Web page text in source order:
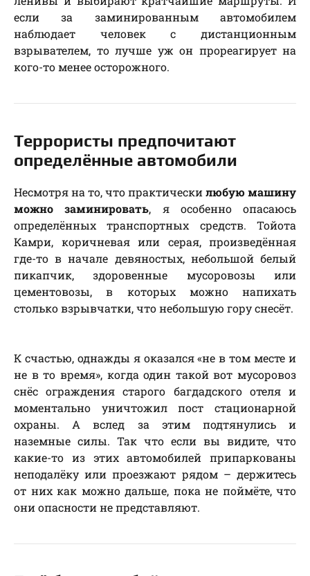
если за заминированным автомобилем
наблюдает человек с дистанционным
взрывателем, то лучше уж он прореагирует на
кого-то менее осторожного.
Террористы предпочитают
определённые автомобили
Несмотря на то, что практически любую машину
можно заминировать, я особенно опасаюсь
определённых транспортных средств. Тойота
Камри, коричневая или серая, произведённая
где-то в начале девяностых, небольшой белый
пикапчик, здоровенные мусоровозы или
цементовозы, в которых можно напихать
столько взрывчатки, что небольшую гору снесёт.
К счастью, однажды я оказался «не в том месте и
не в то время», когда один такой вот мусоровоз
снёс ограждения старого багдадского отеля и
моментально уничтожил пост стационарной
охраны. А вслед за этим подтянулись и
наземные силы. Так что если вы видите, что
какие-то из этих автомобилей припаркованы
неподалёку или проезжают рядом – держитесь
от них как можно дальше, пока не поймёте, что
они опасности не представляют.